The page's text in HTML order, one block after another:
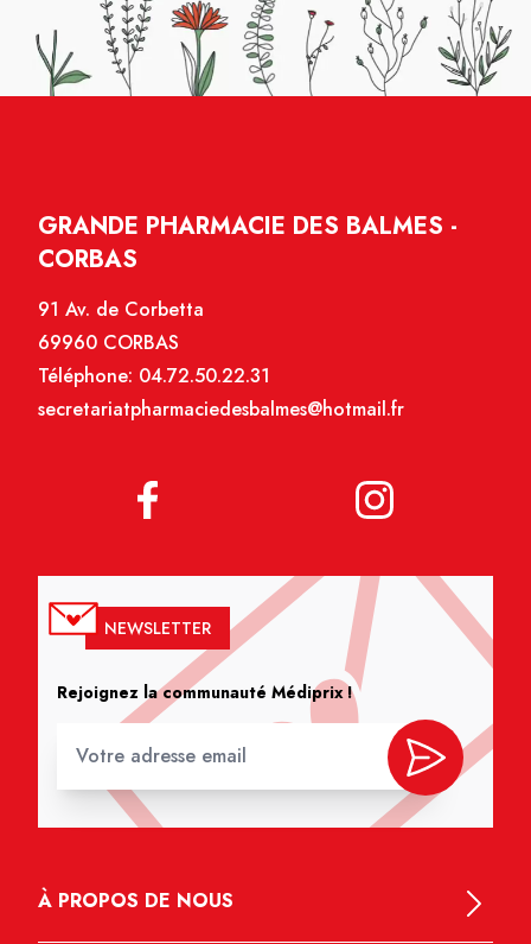
GRANDE PHARMACIE DES BALMES -
CORBAS
91 Av. de Corbetta
69960 CORBAS
Téléphone: 04.72.50.22.31
secretariatpharmaciedesbalmes@hotmail.fr
NEWSLETTER
Rejoignez la communauté Médiprix !
À PROPOS DE NOUS